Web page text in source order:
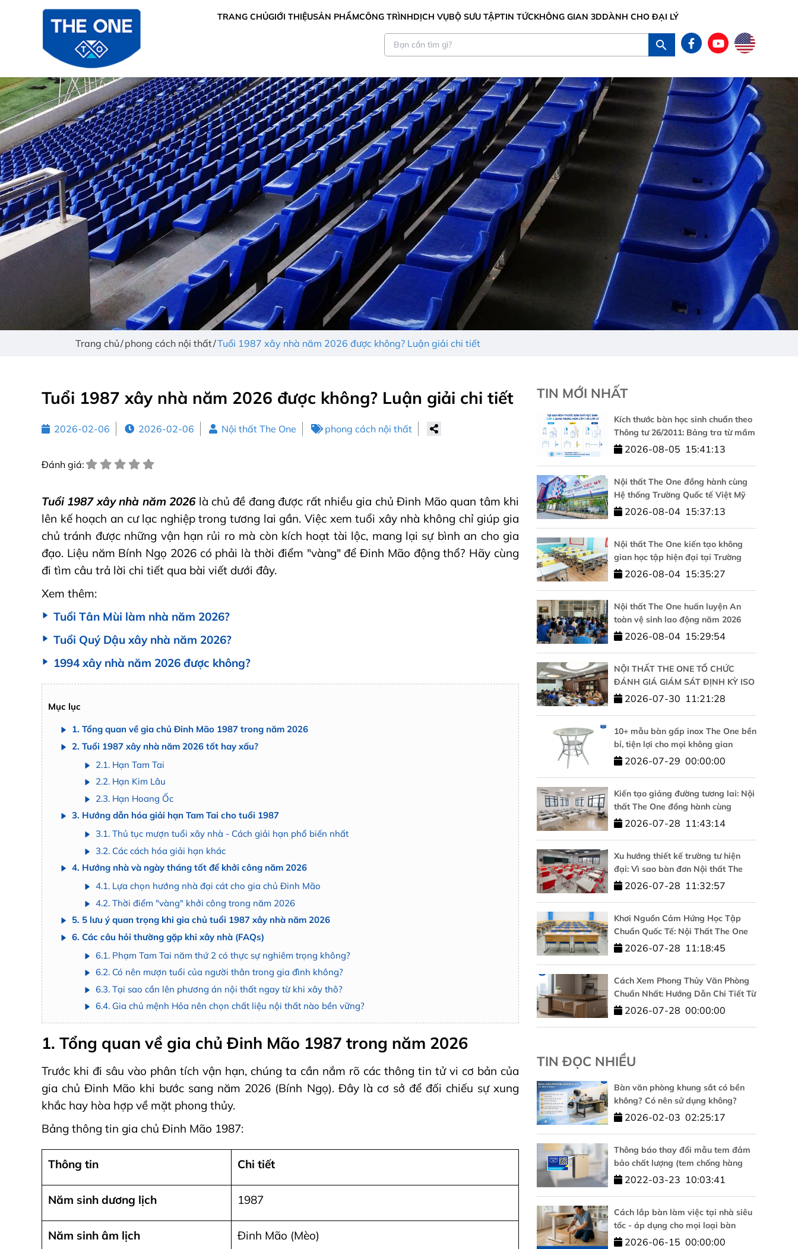
TRANG CHỦGIỚI THIỆUSẢN PHẨMCÔNG TRÌNHDỊCH VỤBỘ SƯU TẬPTIN TỨCKHÔNG GIAN 3DDÀNH CHO ĐẠI LÝ
Trang chủ phong cách nội thất Tuổi 1987 xây nhà năm 2026 được không? Luận giải chi tiết
Tuổi 1987 xây nhà năm 2026 được không? Luận giải chi tiết
2026-02-06 2026-02-06 Nội thất The One phong cách nội thất
Đánh giá:
Tuổi 1987 xây nhà năm 2026là chủ đề đang được rất nhiều gia chủ Đinh Mão quan tâm khi
lên kế hoạch an cư lạc nghiệp trong tương lai gần. Việc xem tuổi xây nhà không chỉ giúp gia
chủ tránh được những vận hạn rủi ro mà còn kích hoạt tài lộc, mang lại sự bình an cho gia
đạo. Liệu năm Bính Ngọ 2026 có phải là thời điểm "vàng" để Đinh Mão động thổ? Hãy cùng
đi tìm câu trả lời chi tiết qua bài viết dưới đây.
Xem thêm:
Tuổi Tân Mùi làm nhà năm 2026?
Tuổi Quý Dậu xây nhà năm 2026?
1994 xây nhà năm 2026 được không?
Mục lục
1. Tổng quan về gia chủ Đinh Mão 1987 trong năm 2026
2. Tuổi 1987 xây nhà năm 2026 tốt hay xấu?
2.1. Hạn Tam Tai
2.2. Hạn Kim Lâu
2.3. Hạn Hoang Ốc
3. Hướng dẫn hóa giải hạn Tam Tai cho tuổi 1987
3.1. Thủ tục mượn tuổi xây nhà - Cách giải hạn phổ biến nhất
3.2. Các cách hóa giải hạn khác
4. Hướng nhà và ngày tháng tốt để khởi công năm 2026
4.1. Lựa chọn hướng nhà đại cát cho gia chủ Đinh Mão
4.2. Thời điểm "vàng" khởi công trong năm 2026
5. 5 lưu ý quan trọng khi gia chủ tuổi 1987 xây nhà năm 2026
6. Các câu hỏi thường gặp khi xây nhà (FAQs)
6.1. Phạm Tam Tai năm thứ 2 có thực sự nghiêm trọng không?
6.2. Có nên mượn tuổi của người thân trong gia đình không?
6.3. Tại sao cần lên phương án nội thất ngay từ khi xây thô?
6.4. Gia chủ mệnh Hỏa nên chọn chất liệu nội thất nào bền vững?
1. Tổng quan về gia chủ Đinh Mão 1987 trong năm 2026
Trước khi đi sâu vào phân tích vận hạn, chúng ta cần nắm rõ các thông tin tử vi cơ bản của
gia chủ Đinh Mão khi bước sang năm 2026 (Bính Ngọ). Đây là cơ sở để đối chiếu sự xung
khắc hay hòa hợp về mặt phong thủy.
Bảng thông tin gia chủ Đinh Mão 1987:
Thông tin Chi tiết
Năm sinh dương lịch 1987
Năm sinh âm lịch Đinh Mão (Mèo)
TIN MỚI NHẤT
Kích thước bàn học sinh chuẩn theo
Thông tư 26/2011: Bảng tra từ mầm
non đến cấp 3
2026-08-05 15:41:13
Nội thất The One đồng hành cùng
Hệ thống Trường Quốc tế Việt Mỹ
kiến tạo không gian học tập chuẩn
2026-08-04 15:37:13
Nội thất The One kiến tạo không
gian học tập hiện đại tại Trường
Tiểu học Tesla Hà Nội
2026-08-04 15:35:27
Nội thất The One huấn luyện An
toàn vệ sinh lao động năm 2026
2026-08-04 15:29:54
NỘI THẤT THE ONE TỔ CHỨC
ĐÁNH GIÁ GIÁM SÁT ĐỊNH KỲ ISO
9001 VÀ ISO 14001: KHẲNG ĐỊNH
2026-07-30 11:21:28
10+ mẫu bàn gấp inox The One bền
bỉ, tiện lợi cho mọi không gian
2026-07-29 00:00:00
Kiến tạo giảng đường tương lai: Nội
thất The One đồng hành cùng
Trường Đại học Công nghệ –
2026-07-28 11:43:14
Xu hướng thiết kế trường tư hiện
đại: Vì sao bàn đơn Nội thất The
One được tin dùng?
2026-07-28 11:32:57
Khơi Nguồn Cảm Hứng Học Tập
Chuẩn Quốc Tế: Nội Thất The One
Đồng Hành Cùng HUFLIT
2026-07-28 11:18:45
Cách Xem Phong Thủy Văn Phòng
Chuẩn Nhất: Hướng Dẫn Chi Tiết Từ
A-Z2026-07-28 00:00:00
TIN ĐỌC NHIỀU
Bàn văn phòng khung sắt có bền
không? Có nên sử dụng không?
2026-02-03 02:25:17
Thông báo thay đổi mẫu tem đảm
bảo chất lượng (tem chống hàng
giả)2022-03-23 10:03:41
Cách lắp bàn làm việc tại nhà siêu
tốc - áp dụng cho mọi loại bàn
2026-06-15 00:00:00